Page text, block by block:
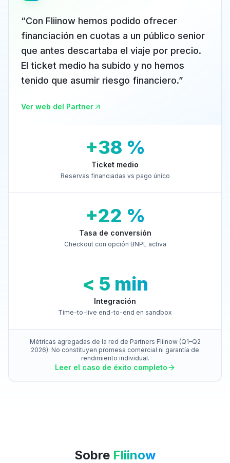
“Con Fliinow hemos podido ofrecer
financiación en cuotas a un público senior
que antes descartaba el viaje por precio.
El ticket medio ha subido y no hemos
tenido que asumir riesgo financiero.”
Ver web del Partner
+38 %
Ticket medio
Reservas financiadas vs pago único
+22 %
Tasa de conversión
Checkout con opción BNPL activa
< 5 min
Integración
Time-to-live end-to-end en sandbox
Métricas agregadas de la red de Partners Fliinow (Q1–Q2
2026). No constituyen promesa comercial ni garantía de
rendimiento individual.
Leer el caso de éxito completo
Sobre Fliinow